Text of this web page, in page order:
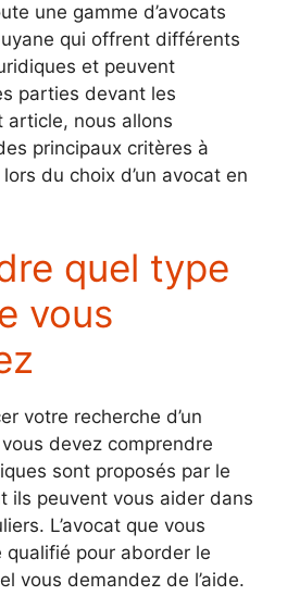
une gamme d’avocats
qui offrent différents
et peuvent
parties devant les
article, nous allons
principaux critères à
du choix d’un avocat en
quel type
vous
votre recherche d’un
devez comprendre
sont proposés par le
ils peuvent vous aider dans
L’avocat que vous
pour aborder le
vous demandez de l’aide.